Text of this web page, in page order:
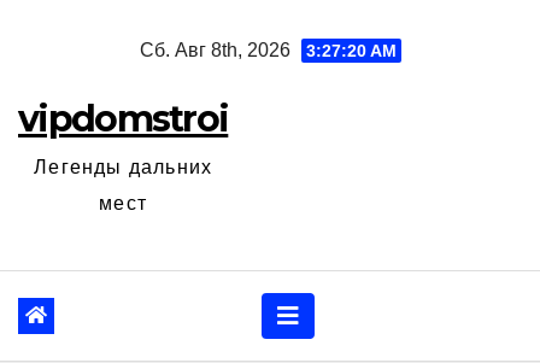
Сб. Авг 8th, 2026 3:27:21 AM
vipdomstroi
Легенды дальних
мест